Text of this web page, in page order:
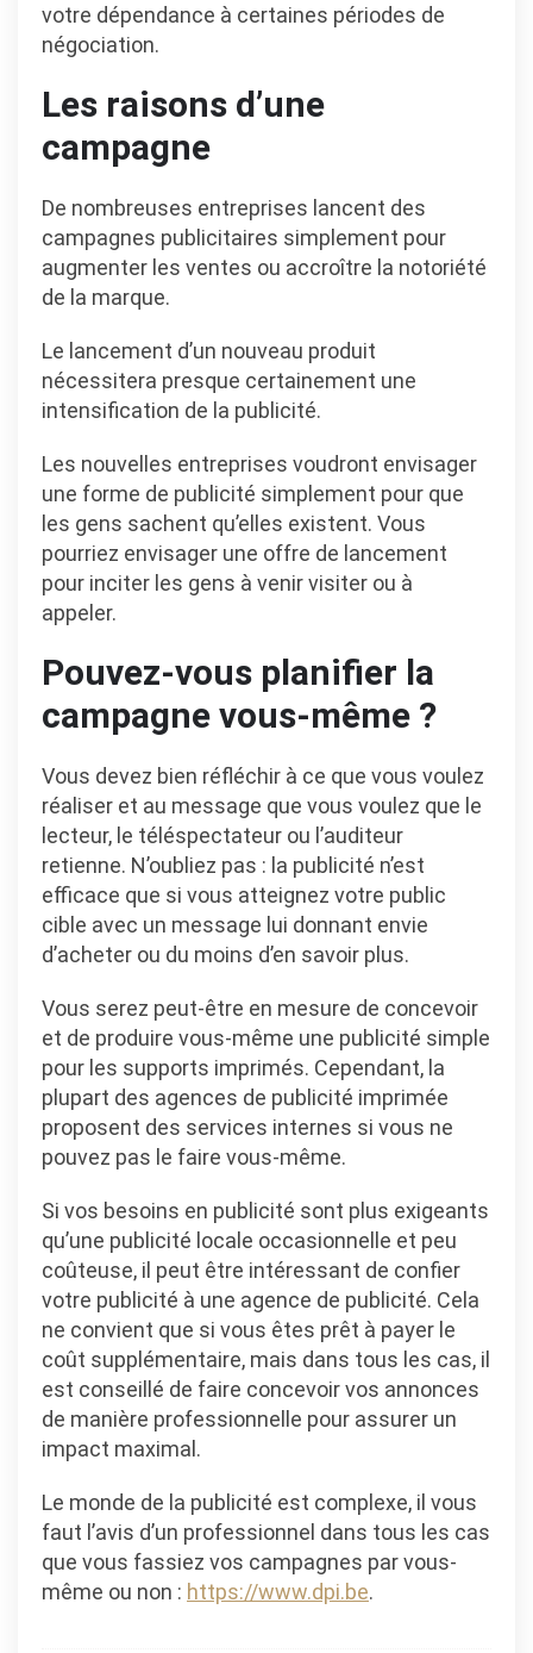
votre dépendance à certaines périodes de
négociation.
Les raisons d’une
campagne
De nombreuses entreprises lancent des
campagnes publicitaires simplement pour
augmenter les ventes ou accroître la notoriété
de la marque.
Le lancement d’un nouveau produit
nécessitera presque certainement une
intensification de la publicité.
Les nouvelles entreprises voudront envisager
une forme de publicité simplement pour que
les gens sachent qu’elles existent. Vous
pourriez envisager une offre de lancement
pour inciter les gens à venir visiter ou à
appeler.
Pouvez-vous planifier la
campagne vous-même ?
Vous devez bien réfléchir à ce que vous voulez
réaliser et au message que vous voulez que le
lecteur, le téléspectateur ou l’auditeur
retienne. N’oubliez pas : la publicité n’est
efficace que si vous atteignez votre public
cible avec un message lui donnant envie
d’acheter ou du moins d’en savoir plus.
Vous serez peut-être en mesure de concevoir
et de produire vous-même une publicité simple
pour les supports imprimés. Cependant, la
plupart des agences de publicité imprimée
proposent des services internes si vous ne
pouvez pas le faire vous-même.
Si vos besoins en publicité sont plus exigeants
qu’une publicité locale occasionnelle et peu
coûteuse, il peut être intéressant de confier
votre publicité à une agence de publicité. Cela
ne convient que si vous êtes prêt à payer le
coût supplémentaire, mais dans tous les cas, il
est conseillé de faire concevoir vos annonces
de manière professionnelle pour assurer un
impact maximal.
Le monde de la publicité est complexe, il vous
faut l’avis d’un professionnel dans tous les cas
que vous fassiez vos campagnes par vous-
même ou non : https://www.dpi.be.